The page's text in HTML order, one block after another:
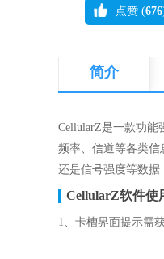
点赞 (676
简介
CellularZ是一款功能
频率、信道等各类信
还是信号强度等数据
CellularZ软件使
1、卡槽界面提示需